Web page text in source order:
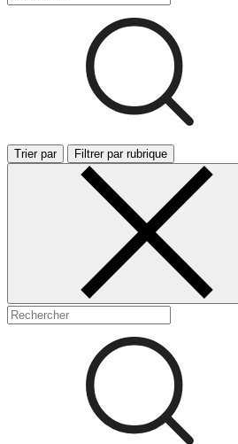
Trier par Filtrer par rubrique